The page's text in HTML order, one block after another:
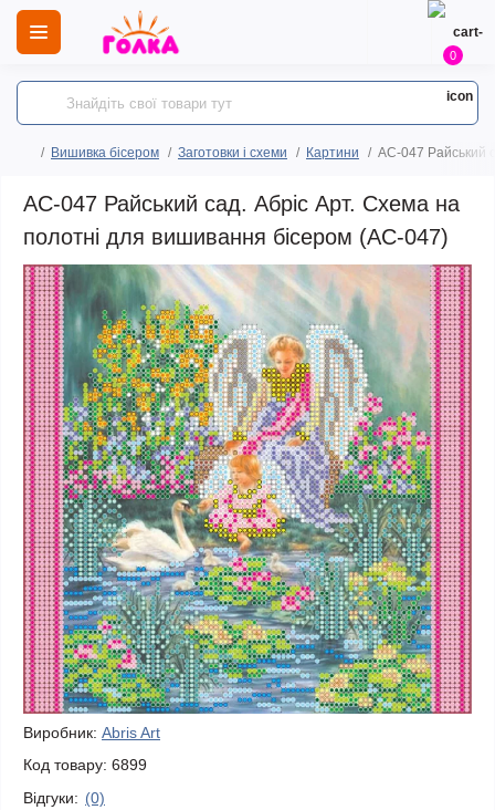
0
Вишивка бісером Заготовки і схеми Картини AC-047 Райський
AC-047 Райський сад. Абріс Арт. Схема на
полотні для вишивання бісером (АС-047)
Виробник: Abris Art
Код товару: 6899
Відгуки: (0)